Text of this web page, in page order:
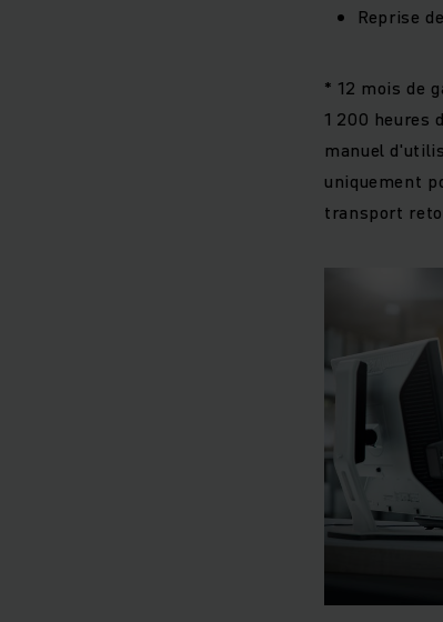
Reprise
* 12 mois de
1 200 heures
manuel
uniquement
transport